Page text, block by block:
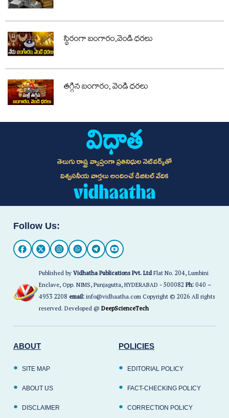
స్థిరంగా బంగారం,వెండి ధరలు
తగ్గిన బంగారం, వెండి ధరలు
తెలుగు రాష్ట్ర వ్యాప్తంగా ప్రతినిధుల నెట్‌వర్క్‌తో
విశ్వసనీయ వార్తలు అందించే డిజిటల్ వేదిక
Follow Us:
Published byVidhatha Publications Pvt. LtdFlat No. 204, Lumbini
Enclave, Opp. NIMS, Punjagutta, HYDERABAD - 500082Ph:040 –
4953 2208 email:info@vidhaatha.com Copyright © 2026 All rights
reserved. Developed @DeepScienceTech
ABOUT
SITE MAP
ABOUT US
DISCLAIMER
POLICIES
EDITORIAL POLICY
FACT-CHECKING POLICY
CORRECTION POLICY